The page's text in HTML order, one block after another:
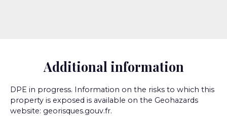
Additional information
DPE in progress. Information on the risks to which this
property is exposed is available on the Geohazards
website: georisques.gouv.fr.